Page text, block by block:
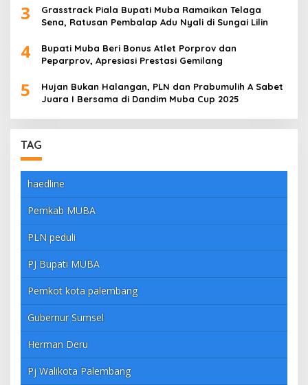
3
Grasstrack Piala Bupati Muba Ramaikan Telaga
Sena, Ratusan Pembalap Adu Nyali di Sungai Lilin
4
Bupati Muba Beri Bonus Atlet Porprov dan
Peparprov, Apresiasi Prestasi Gemilang
5
Hujan Bukan Halangan, PLN dan Prabumulih A Sabet
Juara I Bersama di Dandim Muba Cup 2025
TAG
haedline
Pemkab MUBA
PLN peduli
PJ Bupati MUBA
Pemkot kota palembang
Gubernur Sumsel
Herman Deru
Pj Walikota Palembang